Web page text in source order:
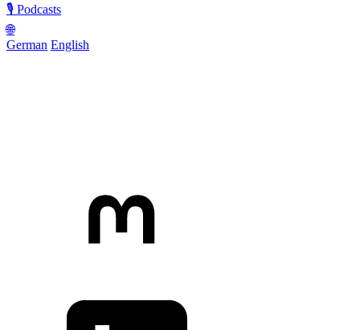
🎙️ Podcasts
🌐
German English